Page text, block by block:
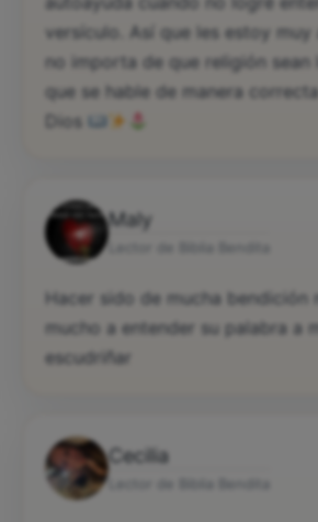
versículo. Así que les estoy muy
no importa de que religión
que se hable de manera
Dios
Maly
Hacer sido de mucha bendición
mucho a entender su palabra a
escudriñar
Cecilia